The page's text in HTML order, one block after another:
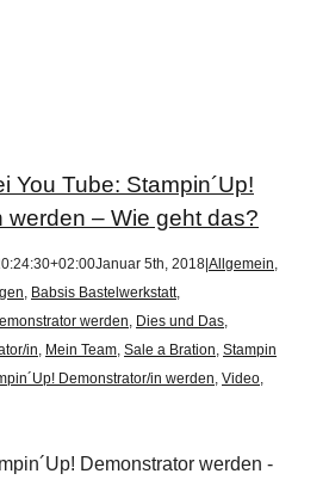
You Tube: Stampin´Up!
werden – Wie geht das?
Januar 5th, 2018 Allgemein,
, Babsis Bastelwerkstatt,
werden, Dies und Das,
in, Mein Team, Sale a Bration, Stampin
Demonstrator/in werden, Video,
Demonstrator werden -